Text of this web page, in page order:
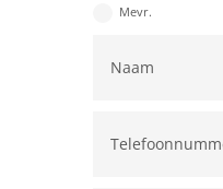
Mevr.